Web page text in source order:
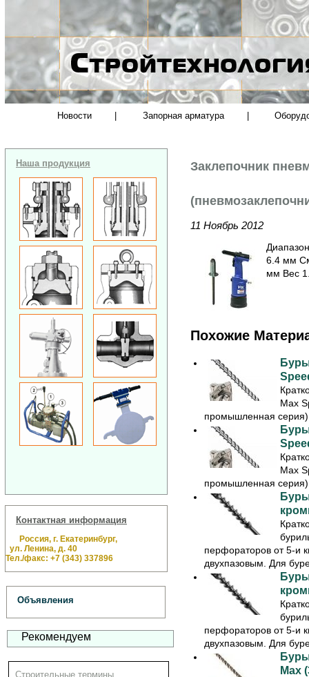
Новости Запорная арматура
Наша продукция
Контактная информация
Россия, г. Екатеринбург,
ул. Ленина, д. 40
Тел./факс: +7 (343) 337896
Объявления
Рекомендуем
Строительные термины
Заклепочник
11 Ноябрь 2012
6.4 мм
мм Вес
Похожие
Max
промышленная
Max
промышленная
перфораторов от 5-и
двухпазовым. Для
перфораторов от 5-и
двухпазовым. Для
Max